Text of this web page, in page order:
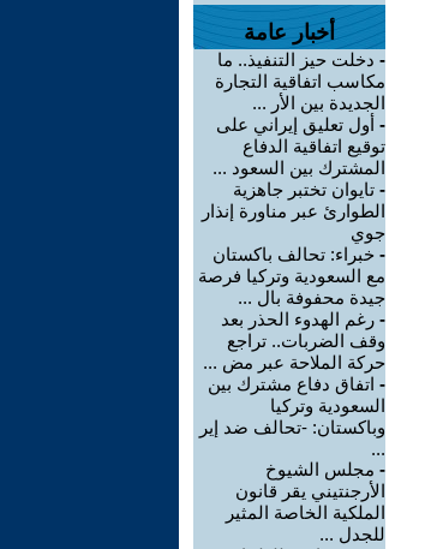
أخبار عامة
- دخلت حيز التنفيذ.. ما
مكاسب اتفاقية التجارة
الجديدة بين الأر ...
- أول تعليق إيراني على
توقيع اتفاقية الدفاع
المشترك بين السعود ...
- تايوان تختبر جاهزية
الطوارئ عبر مناورة إنذار
جوي
- خبراء: تحالف باكستان
مع السعودية وتركيا فرصة
جيدة محفوفة بال ...
- رغم الهدوء الحذر بعد
وقف الضربات.. تراجع
حركة الملاحة عبر مض ...
- اتفاق دفاع مشترك بين
السعودية وتركيا
وباكستان: -تحالف ضد إير
...
- مجلس الشيوخ
الأرجنتيني يقر قانون
الملكية الخاصة المثير
للجدل ...